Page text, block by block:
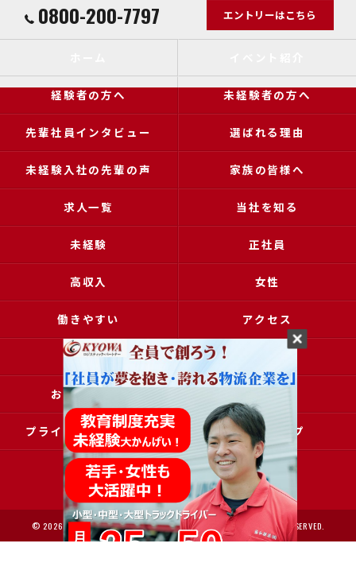
0800-200-7797 エントリーはこちら
経験者の方へ 未経験者の方へ
先輩社員インタビュー 選ばれる理由
未経験入社の先輩の声 家族の皆様へ
求人一覧 当社を知る
未経験 正社員
高収入 女性
働きやすい アクセス
ブログ
お問い合わせ
プライバシーポリシー サイトマップ
© 2026 大阪で運送の求人なら協和運送株式会社 ALL RIGHTS RESERVED.